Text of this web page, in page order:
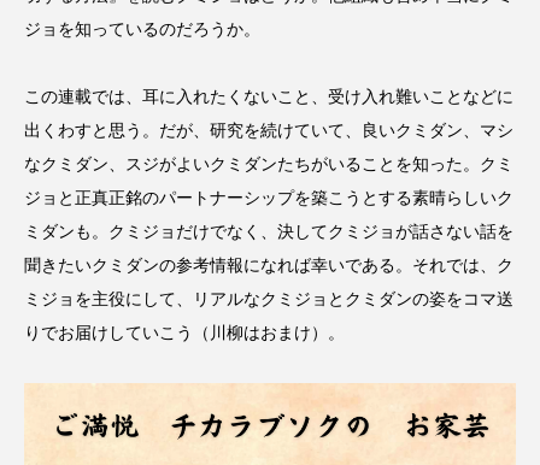
ジョを知っているのだろうか。
この連載では、耳に入れたくないこと、受け入れ難いことなどに
出くわすと思う。だが、研究を続けていて、良いクミダン、マシ
なクミダン、スジがよいクミダンたちがいることを知った。クミ
ジョと正真正銘のパートナーシップを築こうとする素晴らしいク
ミダンも。クミジョだけでなく、決してクミジョが話さない話を
聞きたいクミダンの参考情報になれば幸いである。それでは、ク
ミジョを主役にして、リアルなクミジョとクミダンの姿をコマ送
りでお届けしていこう（川柳はおまけ）。